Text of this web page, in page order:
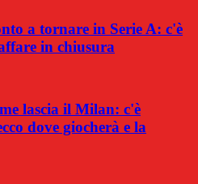
a tornare in Serie A: c'è
in chiusura
lascia il Milan: c'è
dove giocherà e la